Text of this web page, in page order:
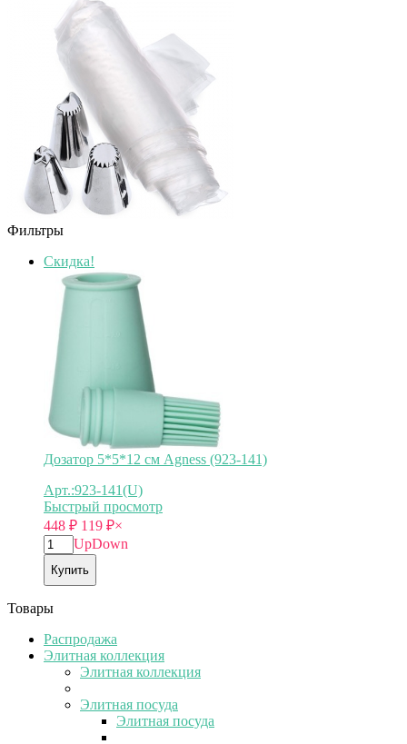
Фильтры
Скидка!
Дозатор 5*5*12 см Agness (923-141)
Арт.:923-141(U)
Быстрый просмотр
448 ₽ 119 ₽×
UpDown
Купить
Товары
Распродажа
Элитная коллекция
Элитная коллекция
Элитная посуда
Элитная посуда